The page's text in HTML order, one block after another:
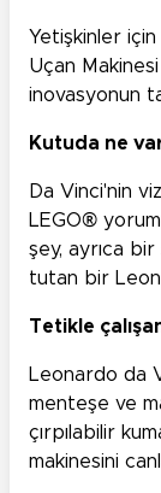
Yetişkinler
Uçan Makinesi
inovasyonun
Kutuda ne
Da Vinci'nin
LEGO®
şey, ayrıca
tutan bir
Tetikle
Leonardo da
menteşe ve
çırpılabilir
makinesini